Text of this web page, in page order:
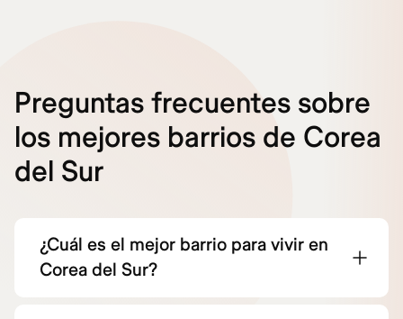
Preguntas frecuentes sobre
los mejores barrios de Corea
del Sur
¿Cuál es el mejor barrio para vivir en
Corea del Sur?